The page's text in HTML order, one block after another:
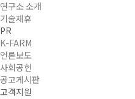
연구소 소개
기술제휴
PR
K-FARM
언론보도
사회공헌
공고게시판
고객지원